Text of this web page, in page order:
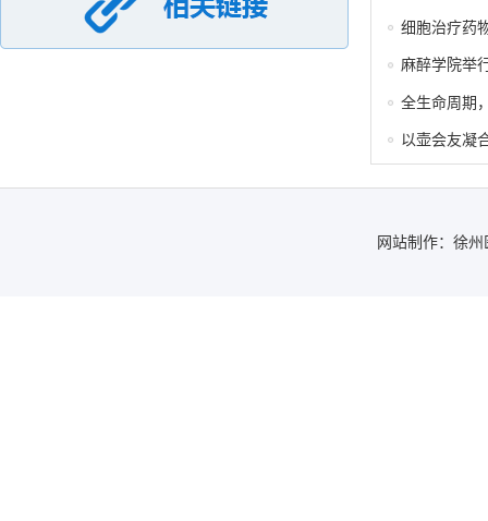
细胞治疗药
麻醉学院举
全生命周期
动
以壶会友凝
网站制作：徐